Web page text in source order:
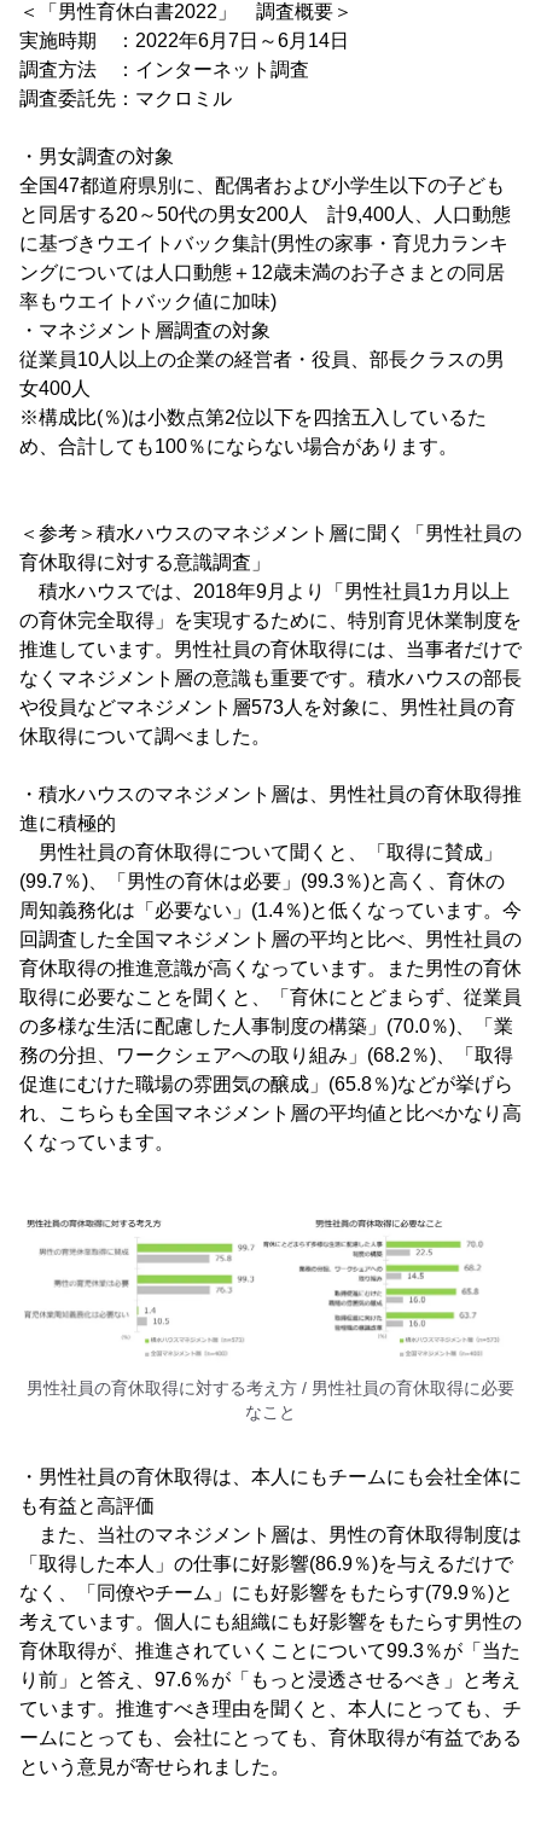
＜「男性育休白書2022」 調査概要＞
実施時期 ：2022年6月7日～6月14日
調査方法 ：インターネット調査
調査委託先：マクロミル
・男女調査の対象
全国47都道府県別に、配偶者および小学生以下の子ども
と同居する20～50代の男女200人 計9,400人、人口動態
に基づきウエイトバック集計(男性の家事・育児力ランキ
ングについては人口動態＋12歳未満のお子さまとの同居
率もウエイトバック値に加味)
・マネジメント層調査の対象
従業員10人以上の企業の経営者・役員、部長クラスの男
女400人
※構成比(％)は小数点第2位以下を四捨五入しているた
め、合計しても100％にならない場合があります。
＜参考＞積水ハウスのマネジメント層に聞く「男性社員の
育休取得に対する意識調査」
積水ハウスでは、2018年9月より「男性社員1カ月以上
の育休完全取得」を実現するために、特別育児休業制度を
推進しています。男性社員の育休取得には、当事者だけで
なくマネジメント層の意識も重要です。積水ハウスの部長
や役員などマネジメント層573人を対象に、男性社員の育
休取得について調べました。
・積水ハウスのマネジメント層は、男性社員の育休取得推
進に積極的
男性社員の育休取得について聞くと、「取得に賛成」
(99.7％)、「男性の育休は必要」(99.3％)と高く、育休の
周知義務化は「必要ない」(1.4％)と低くなっています。今
回調査した全国マネジメント層の平均と比べ、男性社員の
育休取得の推進意識が高くなっています。また男性の育休
取得に必要なことを聞くと、「育休にとどまらず、従業員
の多様な生活に配慮した人事制度の構築」(70.0％)、「業
務の分担、ワークシェアへの取り組み」(68.2％)、「取得
促進にむけた職場の雰囲気の醸成」(65.8％)などが挙げら
れ、こちらも全国マネジメント層の平均値と比べかなり高
くなっています。
男性社員の育休取得に対する考え方 / 男性社員の育休取得に必要
なこと
・男性社員の育休取得は、本人にもチームにも会社全体に
も有益と高評価
また、当社のマネジメント層は、男性の育休取得制度は
「取得した本人」の仕事に好影響(86.9％)を与えるだけで
なく、「同僚やチーム」にも好影響をもたらす(79.9％)と
考えています。個人にも組織にも好影響をもたらす男性の
育休取得が、推進されていくことについて99.3％が「当た
り前」と答え、97.6％が「もっと浸透させるべき」と考え
ています。推進すべき理由を聞くと、本人にとっても、チ
ームにとっても、会社にとっても、育休取得が有益である
という意見が寄せられました。